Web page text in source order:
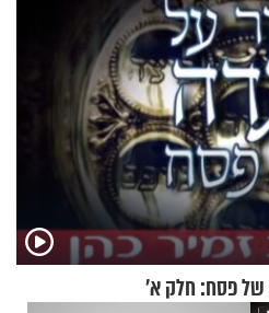
של פסח: חלק א’